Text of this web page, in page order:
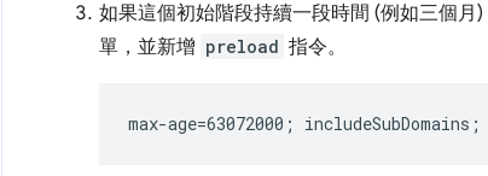
如果這個初始階段持續一段時間 (例如三個月
單，並新增 preload 指令。